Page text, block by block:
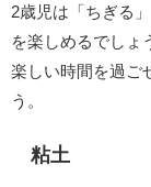
2歳児は「ちぎる
を楽しめるでしょ
楽しい時間を過ご
う。
粘土